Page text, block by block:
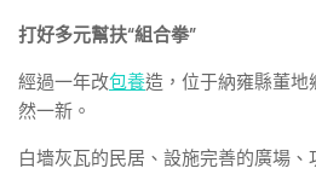
打好多元幫扶“組合拳”
經過一年改包養造，位于納雍縣董地
然一新。
白墻灰瓦的民居、設施完善的廣場、